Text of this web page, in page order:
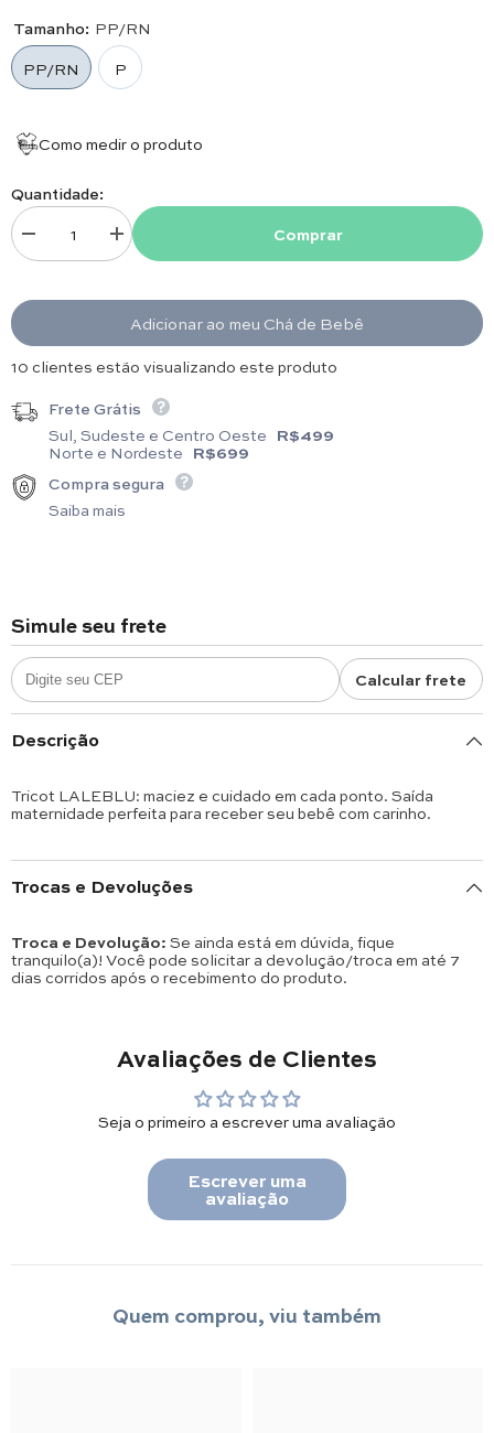
Tamanho: PP/RN
PP/RN
P
Como medir o produto
Quantidade:
Diminuir quantidade para Vestido. Calça e Manta - Pied Poule - Tiffany
Aumentar quantidade para Vestido. Calça e Manta - Pied
Comprar
Adicionar ao meu Chá de Bebê
14 clientes estão visualizando este produto
Frete Grátis
Sul, Sudeste e Centro Oeste R$499
Norte e Nordeste R$699
Compra segura
Saiba mais
Simule seu frete
Calcular frete
Descrição
Tricot LALEBLU: maciez e cuidado em cada ponto. Saída
maternidade perfeita para receber seu bebê com carinho.
Trocas e Devoluções
Troca e Devolução: Se ainda está em dúvida, fique
tranquilo(a)! Você pode solicitar a devolução/troca em até 7
dias corridos após o recebimento do produto.
Avaliações de Clientes
Seja o primeiro a escrever uma avaliação
Escrever uma
avaliação
Quem comprou, viu também